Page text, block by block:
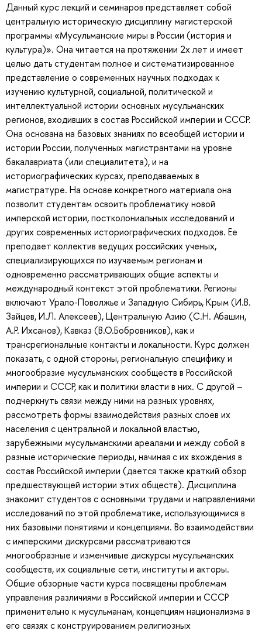
Данный курс лекций и семинаров представляет собой
центральную историческую дисциплину магистерской
программы «Мусульманские миры в России (история и
культура)». Она читается на протяжении 2х лет и имеет
целью дать студентам полное и систематизированное
представление о современных научных подходах к
изучению культурной, социальной, политической и
интеллектуальной истории основных мусульманских
регионов, входивших в состав Российской империи и СССР.
Она основана на базовых знаниях по всеобщей истории и
истории России, полученных магистрантами на уровне
бакалавриата (или специалитета), и на
историографических курсах, преподаваемых в
магистратуре. На основе конкретного материала она
позволит студентам освоить проблематику новой
имперской истории, постколониальных исследований и
других современных историографических подходов. Ее
преподает коллектив ведущих российских ученых,
специализирующихся по изучаемым регионам и
одновременно рассматривающих общие аспекты и
международный контекст этой проблематики. Регионы
включают Урало-Поволжье и Западную Сибирь, Крым (И.В.
Зайцев, И.Л. Алексеев), Центральную Азию (С.Н. Абашин,
А.Р. Ихсанов), Кавказ (В.О.Бобровников), как и
трансрегиональные контакты и локальности. Курс должен
показать, с одной стороны, региональную специфику и
многообразие мусульманских сообществ в Российской
империи и СССР, как и политики власти в них. С другой –
подчеркнуть связи между ними на разных уровнях,
рассмотреть формы взаимодействия разных слоев их
населения с центральной и локальной властью,
зарубежными мусульманскими ареалами и между собой в
разные исторические периоды, начиная с их вхождения в
состав Российской империи (дается также краткий обзор
предшествующей истории этих обществ). Дисциплина
знакомит студентов с основными трудами и направлениями
исследований по этой проблематике, использующимися в
них базовыми понятиями и концепциями. Во взаимодействии
с имперскими дискурсами рассматриваются
многообразные и изменчивые дискурсы мусульманских
сообществ, их социальные сети, институты и акторы.
Общие обзорные части курса посвящены проблемам
управления различиями в Российской империи и СССР
применительно к мусульманам, концепциям национализма в
его связях с конструированием религиозных